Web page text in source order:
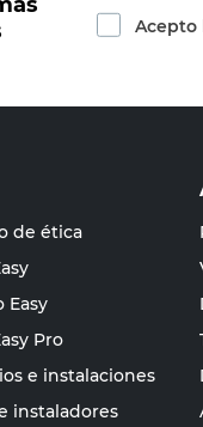
Acepto
de ética
Easy
Pro
e instalaciones
instaladores